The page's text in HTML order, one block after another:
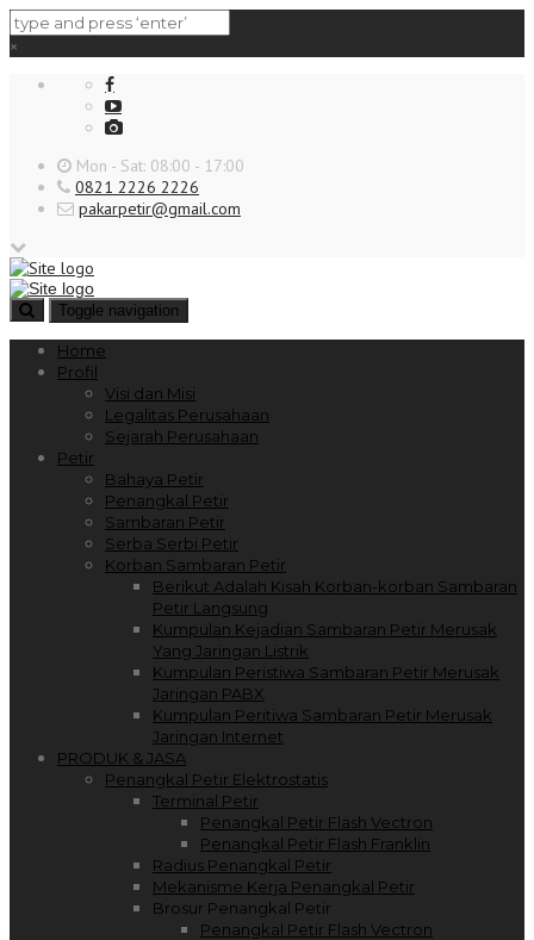
×
Mon - Sat: 08:00 - 17:00
0821 2226 2226
pakarpetir@gmail.com
Toggle navigation
Home
Profil
Visi dan Misi
Legalitas Perusahaan
Sejarah Perusahaan
Petir
Bahaya Petir
Penangkal Petir
Sambaran Petir
Serba Serbi Petir
Korban Sambaran Petir
Berikut Adalah Kisah Korban-korban Sambaran
Petir Langsung
Kumpulan Kejadian Sambaran Petir Merusak
Yang Jaringan Listrik
Kumpulan Peristiwa Sambaran Petir Merusak
Jaringan PABX
Kumpulan Peritiwa Sambaran Petir Merusak
Jaringan Internet
PRODUK & JASA
Penangkal Petir Elektrostatis
Terminal Petir
Penangkal Petir Flash Vectron
Penangkal Petir Flash Franklin
Radius Penangkal Petir
Mekanisme Kerja Penangkal Petir
Brosur Penangkal Petir
Penangkal Petir Flash Vectron